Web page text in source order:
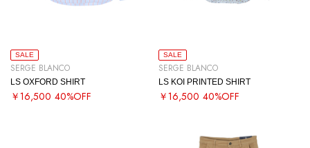
SALE
SERGE BLANCO
LS OXFORD SHIRT
￥16,500 40%OFF
SALE
SERGE BLANCO
LS KOI PRINTED SHIRT
￥16,500 40%OFF